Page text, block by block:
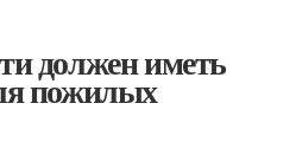
должен иметь
пожилых